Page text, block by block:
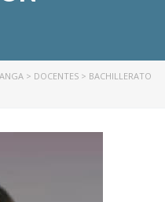
> DOCENTES > BACHILLERATO